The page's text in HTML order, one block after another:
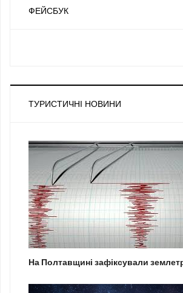
ФЕЙСБУК
ТУРИСТИЧНІ НОВИНИ
На Полтавщині зафіксували